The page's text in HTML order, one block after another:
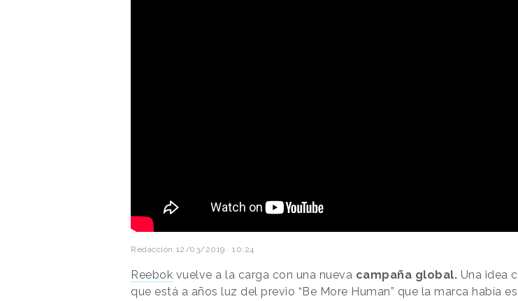
Redacción 12/03/2019 · 10:24
Reebok vuelve a la carga con una nueva campaña global. Una idea
que está a años luz del previo “Be More Human” que la marca había